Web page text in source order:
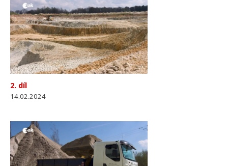
2. díl
14.02.2024